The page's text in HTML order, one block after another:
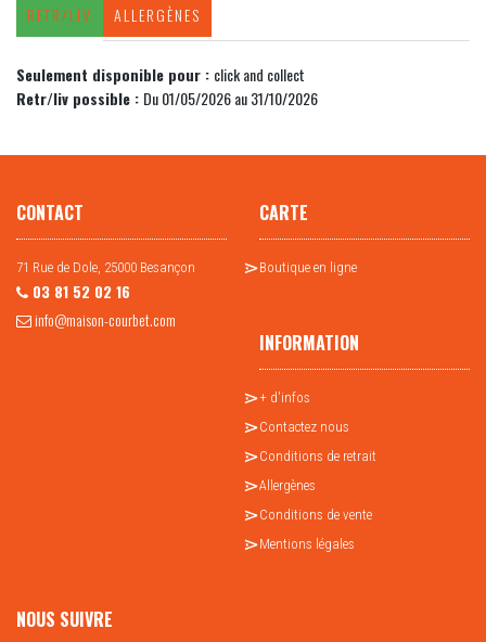
RETR/LIV ALLERGÈNES
Seulement disponible pour : click and collect
Retr/liv possible : Du 01/05/2026 au 31/10/2026
CONTACT
71 Rue de Dole, 25000 Besançon
03 81 52 02 16
info@maison-courbet.com
CARTE
Boutique en ligne
INFORMATION
+ d'infos
Contactez nous
Conditions de retrait
Allergènes
Conditions de vente
Mentions légales
NOUS SUIVRE